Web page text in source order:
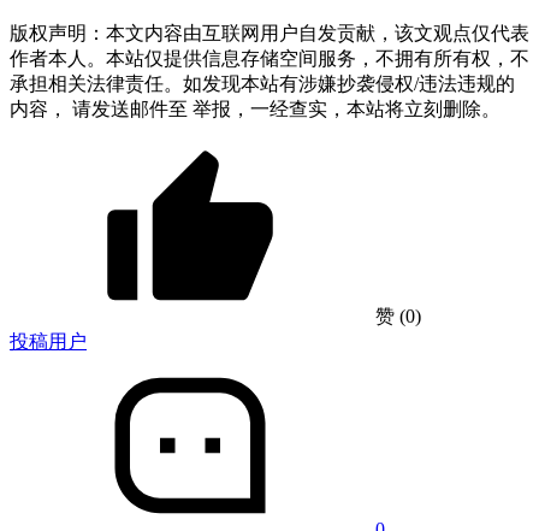
版权声明：本文内容由互联网用户自发贡献，该文观点仅代表
作者本人。本站仅提供信息存储空间服务，不拥有所有权，不
承担相关法律责任。如发现本站有涉嫌抄袭侵权/违法违规的
内容， 请发送邮件至 举报，一经查实，本站将立刻删除。
赞 (0)
投稿用户